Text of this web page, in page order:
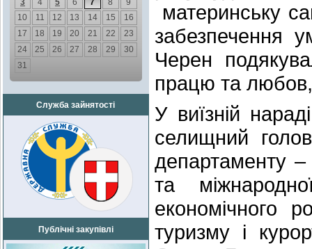
3
4 5 6 7 8
9
10
11 12 13 14 15
16
17
18 19 20 21 22
23
24
25 26 27 28 29
30
31
Служба зайнятості
Публічні закупівлі
материнську
забезпечення
Черен
працю та любов,
У виїзній
селищний
департаменту –
та
економічного
туризму і